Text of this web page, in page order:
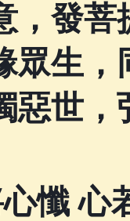
，發
眾生
惡世
懺 心